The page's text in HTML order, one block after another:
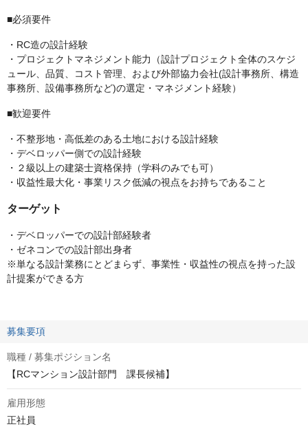
■必須要件
・RC造の設計経験
・プロジェクトマネジメント能力（設計プロジェクト全体のスケジ
ュール、品質、コスト管理、および外部協力会社(設計事務所、構造
事務所、設備事務所など)の選定・マネジメント経験）
■歓迎要件
・不整形地・高低差のある土地における設計経験
・デベロッパー側での設計経験
・２級以上の建築士資格保持（学科のみでも可）
・収益性最大化・事業リスク低減の視点をお持ちであること
ターゲット
・デベロッパーでの設計部経験者
・ゼネコンでの設計部出身者
※単なる設計業務にとどまらず、事業性・収益性の視点を持った設
計提案ができる方
募集要項
職種 / 募集ポジション名
【RCマンション設計部門 課長候補】
雇用形態
正社員